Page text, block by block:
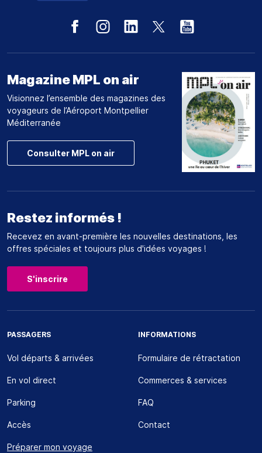
Magazine MPL on air
Visionnez l’ensemble des magazines des
voyageurs de l’Aéroport Montpellier
Méditerranée
Consulter MPL on air
Restez informés !
Recevez en avant-première les nouvelles destinations, les
offres spéciales et toujours plus d'idées voyages !
S'inscrire
PASSAGERS
Vol départs & arrivées
En vol direct
Parking
Accès
Préparer mon voyage
INFORMATIONS
Formulaire de rétractation
Commerces & services
FAQ
Contact